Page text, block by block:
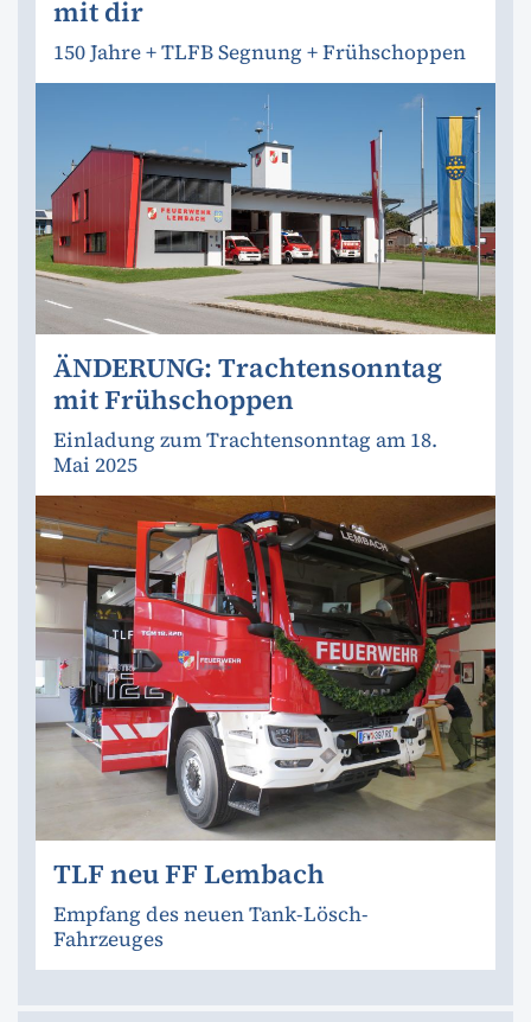
mit dir
150 Jahre + TLFB Segnung + Frühschoppen
ÄNDERUNG: Trachtensonntag
mit Frühschoppen
Einladung zum Trachtensonntag am 18.
Mai 2025
TLF neu FF Lembach
Empfang des neuen Tank-Lösch-
Fahrzeuges